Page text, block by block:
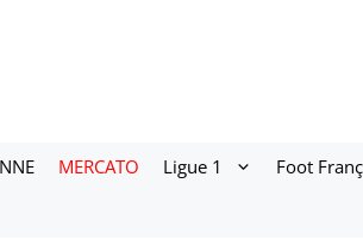
MERCATO Ligue 1 Foot